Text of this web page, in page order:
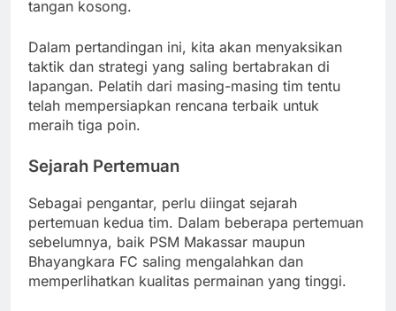
tangan kosong.
Dalam pertandingan ini, kita akan menyaksikan
taktik dan strategi yang saling bertabrakan di
lapangan. Pelatih dari masing-masing tim tentu
telah mempersiapkan rencana terbaik untuk
meraih tiga poin.
Sejarah Pertemuan
Sebagai pengantar, perlu diingat sejarah
pertemuan kedua tim. Dalam beberapa pertemuan
sebelumnya, baik PSM Makassar maupun
Bhayangkara FC saling mengalahkan dan
memperlihatkan kualitas permainan yang tinggi.